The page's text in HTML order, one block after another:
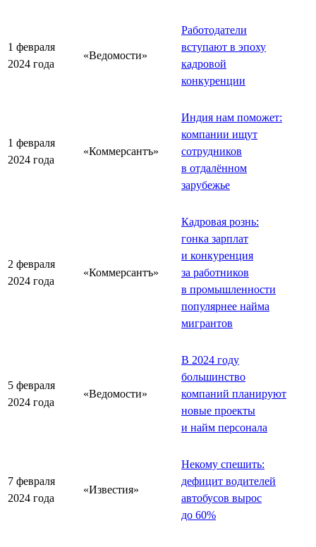
1 февраля
2024 года
«Ведомости»
Работодатели
вступают в эпоху
кадровой
конкуренции
1 февраля
2024 года
«Коммерсантъ»
Индия нам поможет:
компании ищут
сотрудников
в отдалённом
зарубежье
2 февраля
2024 года
«Коммерсантъ»
Кадровая рознь:
гонка зарплат
и конкуренция
за работников
в промышленности
популярнее найма
мигрантов
5 февраля
2024 года
«Ведомости»
В 2024 году
большинство
компаний планируют
новые проекты
и найм персонала
7 февраля
2024 года
«Известия»
Некому спешить:
дефицит водителей
автобусов вырос
до 60%